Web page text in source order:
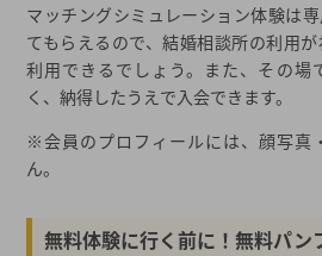
マッチングシミュレーション体験は
てもらえるので、結婚相談所の利用
利用できるでしょう。また、その場
く、納得したうえで入会できます。
※会員のプロフィールには、顔写真
ん。
無料体験に行く前に！無料パン